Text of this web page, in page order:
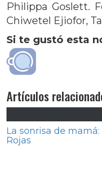
Philippa Goslett.
Chiwetel Ejiofor,
Si te gustó esta
Artículos
La sonrisa de
Rojas